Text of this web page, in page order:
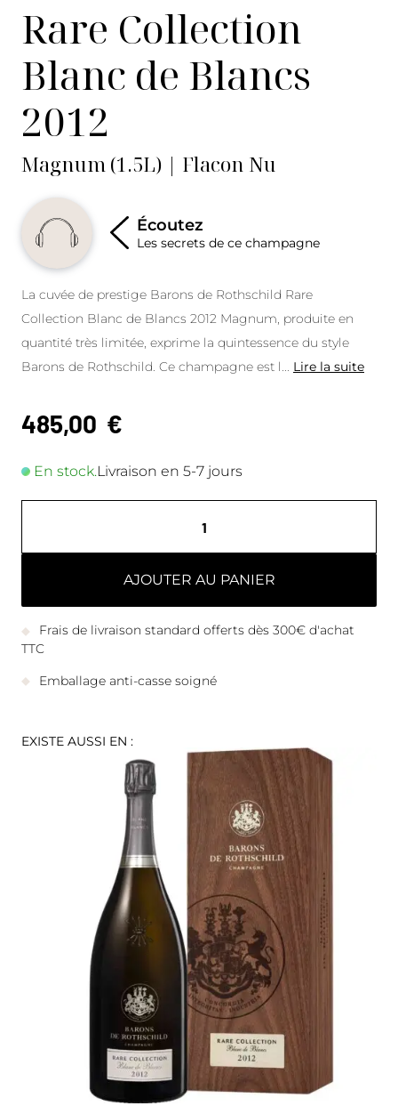
Rare Collection
Blanc de Blancs
2012
Magnum (1.5L) | Flacon Nu
Écoutez
Les secrets de ce champagne
La cuvée de prestige Barons de Rothschild Rare
Collection Blanc de Blancs 2012 Magnum, produite en
quantité très limitée, exprime la quintessence du style
Barons de Rothschild. Ce champagne est l
Lire la suite
485,00 €
En stock.Livraison en 5-7 jours
AJOUTER AU PANIER
Frais de livraison standard offerts dès 300€ d'achat
TTC
Emballage anti-casse soigné
EXISTE AUSSI EN :